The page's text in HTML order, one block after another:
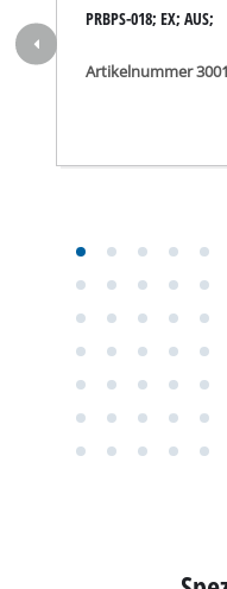
PRBPS-018; EX; AUS;
Artikelnummer